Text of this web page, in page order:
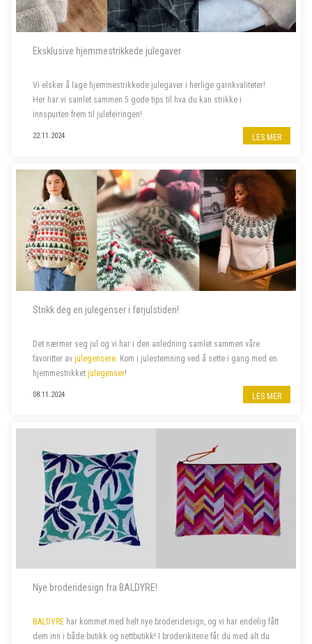
Eksklusive hjemmestrikkede julegaver
Vi elsker å lage hjemmestrikkede julegaver i herlige garnkvaliteter!
Her har vi samlet sammen 5 gode tips til hva du kan strikke i
innspurten frem til julefeiringen!
22.11.2024 LES MER
Strikk deg en julegenser i førjulstiden!
Det nærmer seg jul og vi har i den anledning samlet sammen våre
favoritter av julegensere . Kom i julestemning ved å sette i gang med en
hjemmestrikket julegenser!
08.11.2024 LES MER
Nye broderidesign fra BALDYRE!
BALDYRE har kommet med helt nye broderidesign, og vi har endelig fått
dem inn i både butikk og nettbutikk! I broderikitene får du med alt du